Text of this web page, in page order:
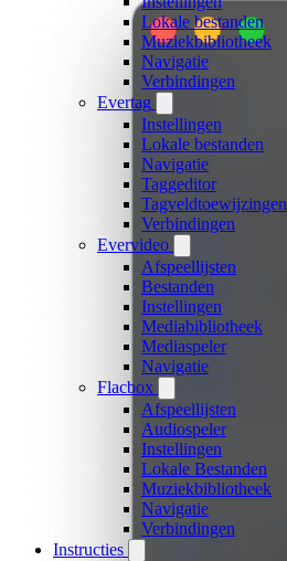
Lokale bestanden
Muziekbibliotheek
Navigatie
Verbindingen
Evertag
Instellingen
Lokale bestanden
Navigatie
Taggeditor
Tagveldtoewijzingen
Verbindingen
Evervideo
Afspeellijsten
Bestanden
Instellingen
Mediabibliotheek
Mediaspeler
Navigatie
Flacbox
Afspeellijsten
Audiospeler
Instellingen
Lokale Bestanden
Muziekbibliotheek
Navigatie
Verbindingen
Instructies